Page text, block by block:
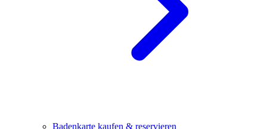
Badenkarte kaufen & reservieren